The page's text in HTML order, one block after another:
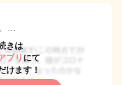
…
きは
プリ にて
けます！